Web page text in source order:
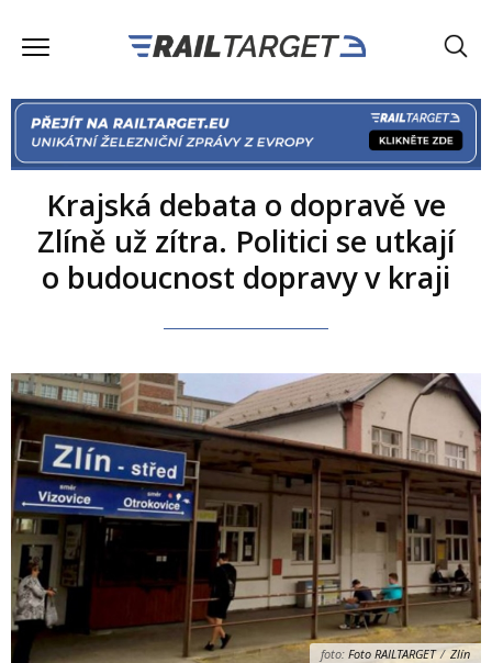
Krajská debata o dopravě ve
Zlíně už zítra. Politici se utkají
o budoucnost dopravy v kraji
foto: Foto RAILTARGET / Zlín